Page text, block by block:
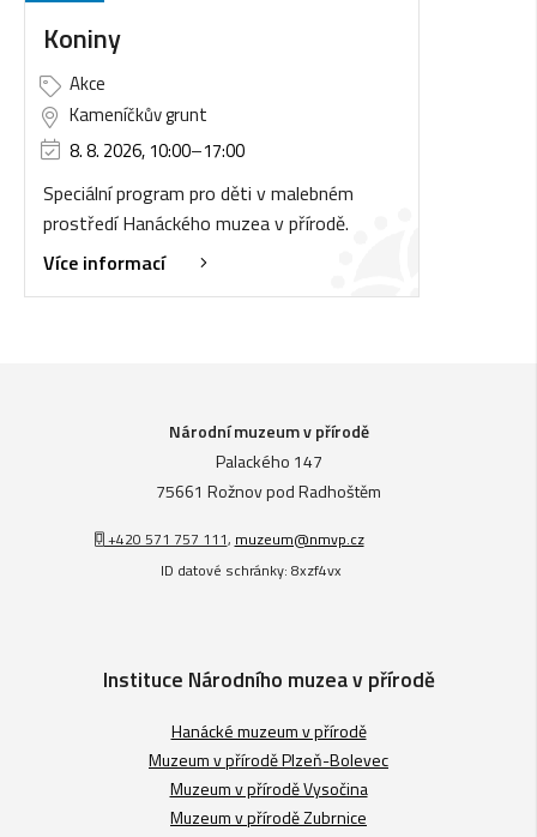
Koniny
Akce
Kameníčkův grunt
8. 8. 2026, 10:00–17:00
Speciální program pro děti v malebném
prostředí Hanáckého muzea v přírodě.
Více informací
Národní muzeum v přírodě
Palackého 147
75661 Rožnov pod Radhoštěm
+420 571 757 111, muzeum@nmvp.cz
ID datové schránky: 8xzf4vx
Instituce Národního muzea v přírodě
Hanácké muzeum v přírodě
Muzeum v přírodě Plzeň-Bolevec
Muzeum v přírodě Vysočina
Muzeum v přírodě Zubrnice